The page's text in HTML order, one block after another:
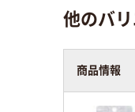
他のバ
商品情報